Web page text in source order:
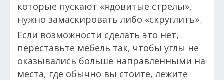
которые пускают «ядовитые стрелы»,
нужно замаскировать либо «скруглить».
Если возможности сделать это нет,
переставьте мебель так, чтобы углы не
оказывались больше направленными на
места, где обычно вы стоите, лежите